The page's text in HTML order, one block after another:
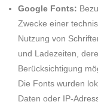
Google Fonts:
Zwecke einer
Nutzung von
und Ladezeiten,
Berücksichtigung
Die Fonts wurden
Daten oder IP-